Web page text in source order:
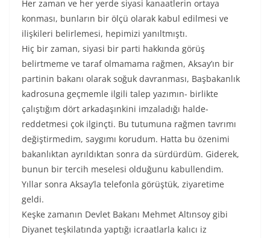
Her zaman ve her yerde siyasi kanaatlerin ortaya
konması, bunların bir ölçü olarak kabul edilmesi ve
ilişkileri belirlemesi, hepimizi yanıltmıştı.
Hiç bir zaman, siyasi bir parti hakkında görüş
belirtmeme ve taraf olmamama rağmen, Aksay’ın bir
partinin bakanı olarak soğuk davranması, Başbakanlık
kadrosuna geçmemle ilgili talep yazımın- birlikte
çalıştığım dört arkadaşınkini imzaladığı halde-
reddetmesi çok ilginçti. Bu tutumuna rağmen tavrımı
değiştirmedim, saygımı korudum. Hatta bu özenimi
bakanlıktan ayrıldıktan sonra da sürdürdüm. Giderek,
bunun bir tercih meselesi olduğunu kabullendim.
Yıllar sonra Aksay’la telefonla görüştük, ziyaretime
geldi.
Keşke zamanın Devlet Bakanı Mehmet Altınsoy gibi
Diyanet teşkilatında yaptığı icraatlarla kalıcı iz